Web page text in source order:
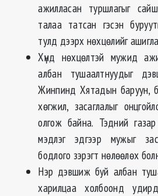
ажилласан туршлагыг
талаа татсан гэсэн
тулд дээрх нөхцөлийг
Хүнд нөхцөлтэй мужид
албан тушаалтнуудыг
Жинпинд Хятадын баруун,
хөгжил, засаглалыг
олгож байна. Тэдний
мэдлэг эдгээр мужыг
бодлого зэрэгт нөлөөлөх
Нэр дэвшиж буй албан
харилцаа холбоонд